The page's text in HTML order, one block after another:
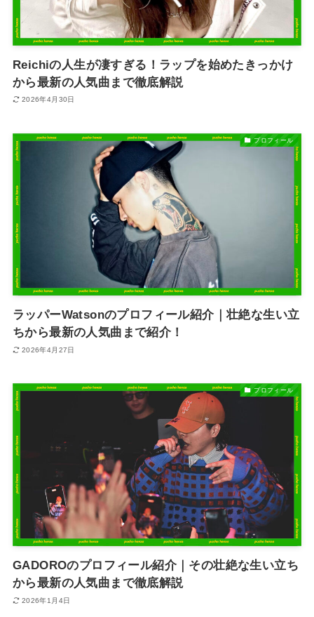
Reichiの人生が凄すぎる！ラップを始めたきっかけ
から最新の人気曲まで徹底解説
2026年4月30日
プロフィール
ラッパーWatsonのプロフィール紹介｜壮絶な生い立
ちから最新の人気曲まで紹介！
2026年4月27日
プロフィール
GADOROのプロフィール紹介｜その壮絶な生い立ち
から最新の人気曲まで徹底解説
2026年1月4日